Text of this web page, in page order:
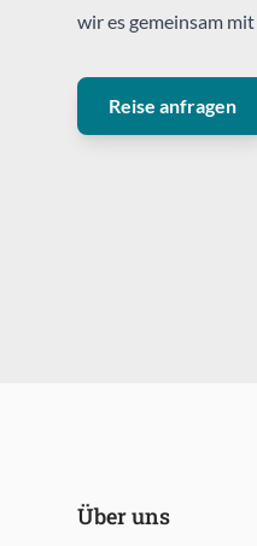
wir es gemeinsam
Reise anfragen
Über uns